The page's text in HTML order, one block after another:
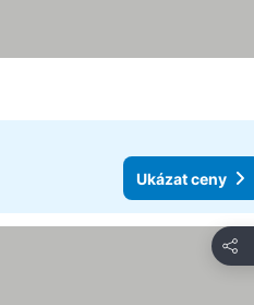
Ukázat ceny
Sdílet